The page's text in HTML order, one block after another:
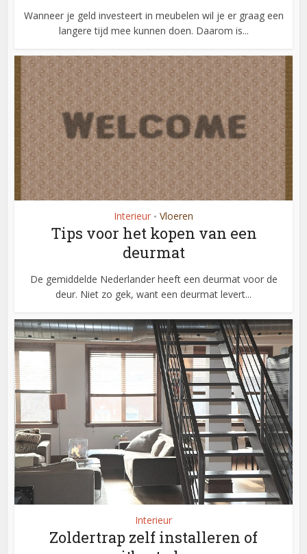
Wanneer je geld investeert in meubelen wil je er graag een
langere tijd mee kunnen doen. Daarom is...
Interieur • Vloeren
Tips voor het kopen van een
deurmat
De gemiddelde Nederlander heeft een deurmat voor de
deur. Niet zo gek, want een deurmat levert...
Interieur
Zoldertrap zelf installeren of